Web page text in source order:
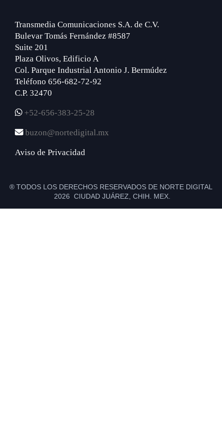
Transmedia Comunicaciones S.A. de C.V.
Bulevar Tomás Fernández #8587
Suite 201
Plaza Olivos, Edificio A
Col. Parque Industrial Antonio J. Bermúdez
Teléfono 656-682-72-92
C.P. 32470
+52-656-383-25-28
buzon@nortedigital.mx
Aviso de Privacidad
® TODOS LOS DERECHOS RESERVADOS DE NORTE DIGITAL
2026 CIUDAD JUÁREZ, CHIH. MEX.